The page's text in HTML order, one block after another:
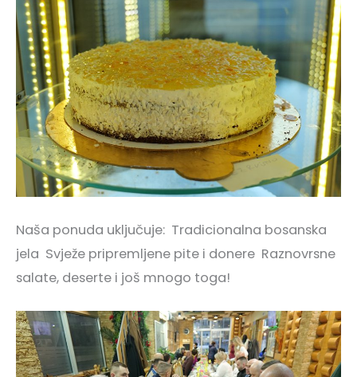
Naša ponuda uključuje: Tradicionalna bosanska
jela Svježe pripremljene pite i donere Raznovrsne
salate, deserte i još mnogo toga!